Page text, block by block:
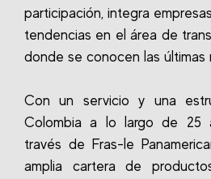
participación, integra
tendencias en el área de
donde se conocen las últimas
Con un servicio y una
Colombia a lo largo de 25
través de Fras-le
amplia cartera de